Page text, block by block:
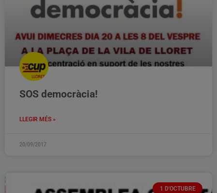
SOS democràcia!
LLEGIR MÉS »
20/09/2017
1 D'OCTUBRE